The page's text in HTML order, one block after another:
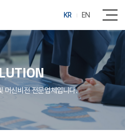
KR EN
머신비전 전문업체입니다.